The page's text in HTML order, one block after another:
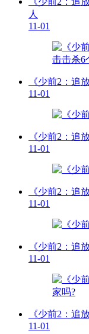
人
11-01
《少前2：追
11-01
《少前2：追
11-01
《少前2：追
11-01
《少前2：追
11-01
《少前2：追
11-01